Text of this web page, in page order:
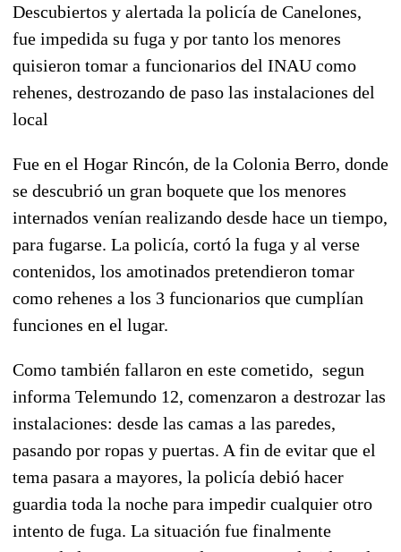
Descubiertos y alertada la policía de Canelones,
fue impedida su fuga y por tanto los menores
quisieron tomar a funcionarios del INAU como
rehenes, destrozando de paso las instalaciones del
local
Fue en el Hogar Rincón, de la Colonia Berro, donde
se descubrió un gran boquete que los menores
internados venían realizando desde hace un tiempo,
para fugarse. La policía, cortó la fuga y al verse
contenidos, los amotinados pretendieron tomar
como rehenes a los 3 funcionarios que cumplían
funciones en el lugar.
Como también fallaron en este cometido, segun
informa Telemundo 12, comenzaron a destrozar las
instalaciones: desde las camas a las paredes,
pasando por ropas y puertas. A fin de evitar que el
tema pasara a mayores, la policía debió hacer
guardia toda la noche para impedir cualquier otro
intento de fuga. La situación fue finalmente